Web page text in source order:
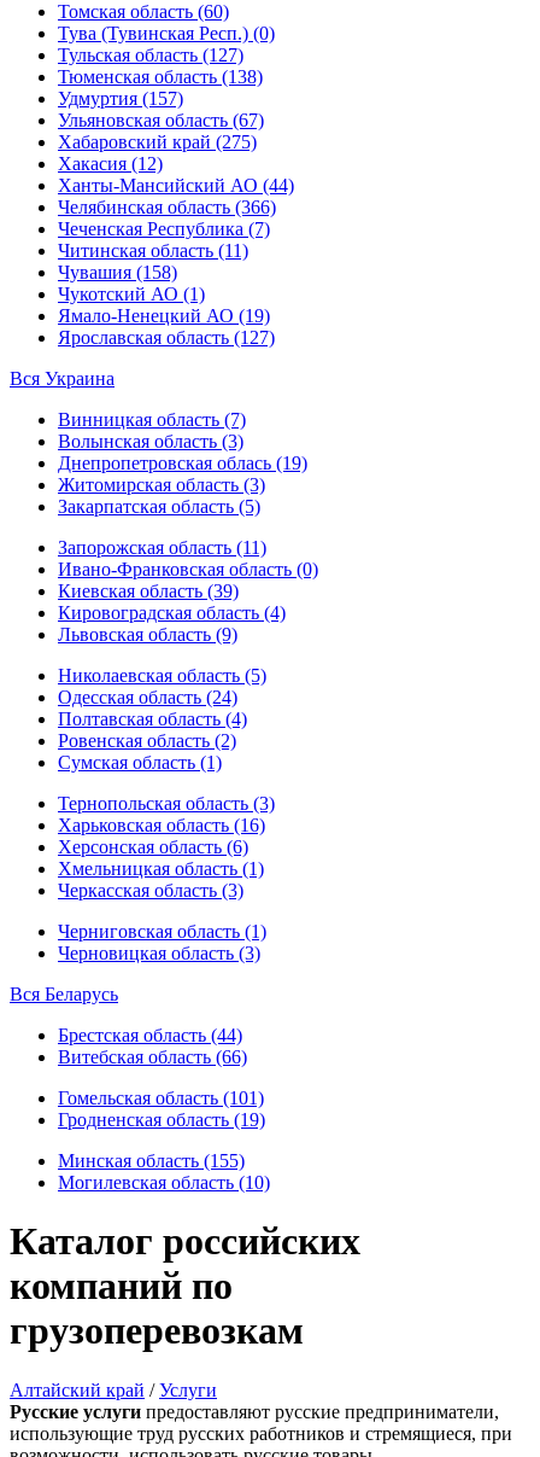
Томская область (60)
Тува (Тувинская Респ.) (0)
Тульская область (127)
Тюменская область (138)
Удмуртия (157)
Ульяновская область (67)
Хабаровский край (275)
Хакасия (12)
Ханты-Мансийский АО (44)
Челябинская область (366)
Чеченская Республика (7)
Читинская область (11)
Чувашия (158)
Чукотский АО (1)
Ямало-Ненецкий АО (19)
Ярославская область (127)
Вся Украина
Винницкая область (7)
Волынская область (3)
Днепропетровская облась (19)
Житомирская область (3)
Закарпатская область (5)
Запорожская область (11)
Ивано-Франковская область (0)
Киевская область (39)
Кировоградская область (4)
Львовская область (9)
Николаевская область (5)
Одесская область (24)
Полтавская область (4)
Ровенская область (2)
Сумская область (1)
Тернопольская область (3)
Харьковская область (16)
Херсонская область (6)
Хмельницкая область (1)
Черкасская область (3)
Черниговская область (1)
Черновицкая область (3)
Вся Беларусь
Брестская область (44)
Витебская область (66)
Гомельская область (101)
Гродненская область (19)
Минская область (155)
Могилевская область (10)
Каталог российских
компаний по
грузоперевозкам
Алтайский край /Услуги
Русские услуги предоставляют русские предприниматели,
использующие труд русских работников и стремящиеся, при